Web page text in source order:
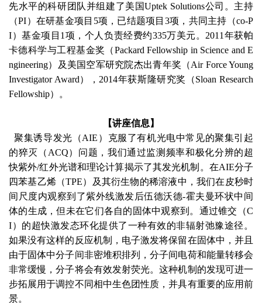
先水平的科研团队并组建了美国Uptek Solutions公司。主持
（PI）在研基金项目5项，已结题项目3项，共同主持（co-P
I）基金项目1项，个人负责经费约335万美元。2011年获帕
卡德科学与工程基金奖（Packard Fellowship in Science and E
ngineering）及美国空军研究院杰出青年奖（Air Force Young
Investigator Award），2014年获斯隆研究奖（Sloan Research
Fellowship）。
【讲座信息】
聚集诱导发光（AIE）克服了有机光电中常见的聚集引起
的猝灭（ACQ）问题，我们通过监测频率和极化分辨的超
快紫外/红外光谱和理论计算揭示了其发光机制。在AIE分子
四苯基乙烯（TPE）及其衍生物的稀溶液中，我们在皮秒时
间尺度内观察到了紫外线激发后伍德沃德-霍夫曼环状中间
体的生成，但未在它们各自的固体中观察到。通过锥交（C
I）的超快激发态环化提供了一种有效的非辐射弛豫途径。
如果没有这样的反应机制，电子激发将保留在固体中，并且
由于固体中分子间非密堆积排列，分子间电荷和能量转移会
非常缓慢，分子将会有效发射荧光。这种机制的发现可进一
步拓展用于调控不同相中生色团性质，并具有重要的应用前
景。